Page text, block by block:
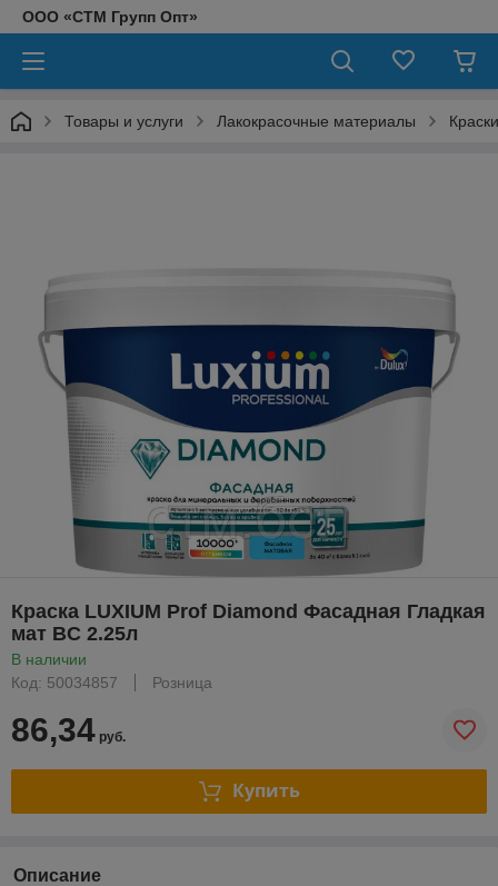
ООО «СТМ Групп Опт»
Товары и услуги Лакокрасочные материалы
Краска LUXIUM Prof Diamond Фасадная Гладкая
мат BC 2.25л
В наличии
Код: 50034857
Розница
86,34 руб.
Купить
Описание